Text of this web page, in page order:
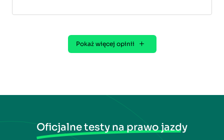
Pokaż więcej opinii
Oficjalne testy na prawo jazdy